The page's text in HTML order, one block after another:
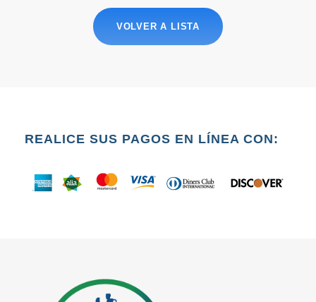
VOLVER A LISTA
REALICE SUS PAGOS EN LÍNEA CON: